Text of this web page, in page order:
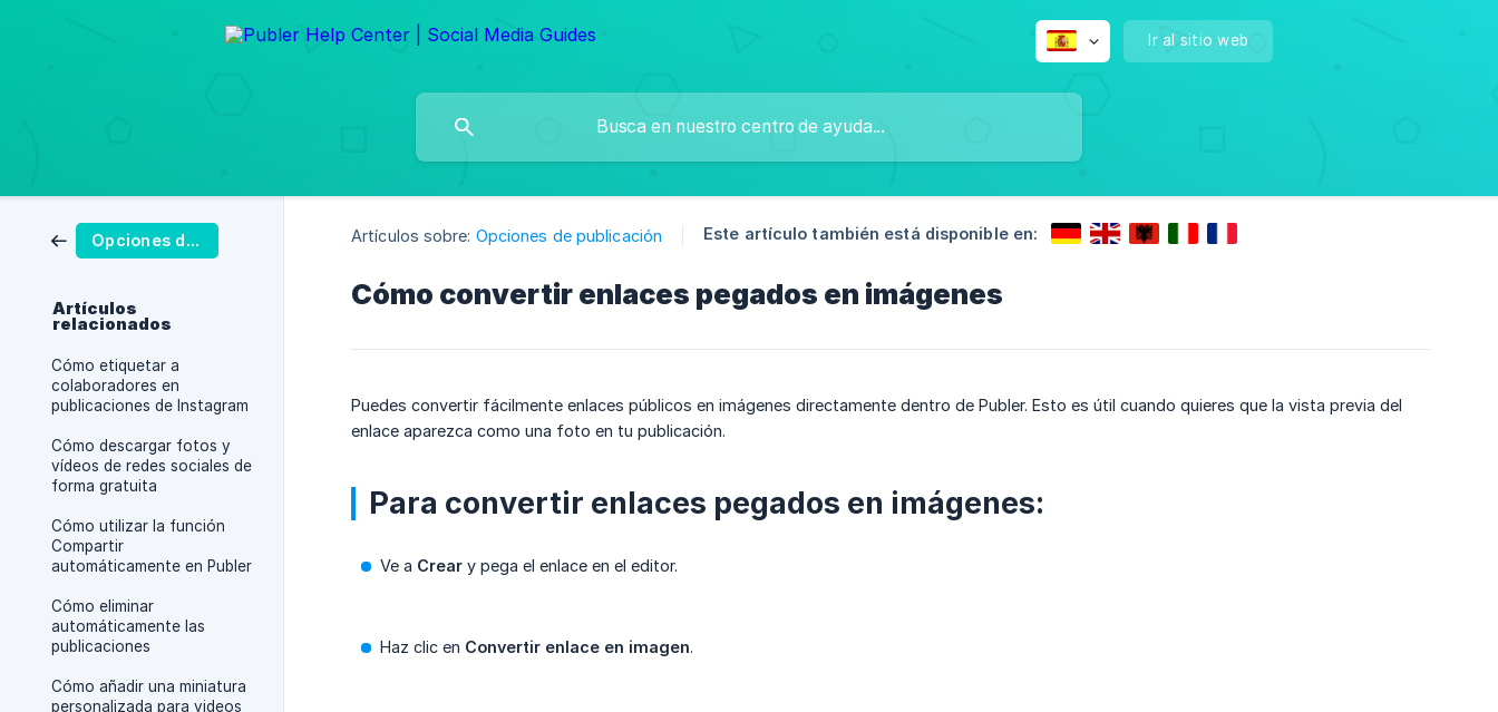
Ir al sitio web
Opciones de publicación
Artículos
relacionados
Cómo etiquetar a
colaboradores en
publicaciones de Instagram
Cómo descargar fotos y
vídeos de redes sociales de
forma gratuita
Cómo utilizar la función
Compartir
automáticamente en Publer
Cómo eliminar
automáticamente las
publicaciones
Cómo añadir una miniatura
personalizada para videos
Artículos sobre: Opciones de publicación Este artículo también está disponible en:
Cómo convertir enlaces pegados en imágenes
Puedes convertir fácilmente enlaces públicos en imágenes directamente dentro de Publer. Esto es útil cuando quieres que la vista previa del
enlace aparezca como una foto en tu publicación.
Para convertir enlaces pegados en imágenes:
Ve a Crear y pega el enlace en el editor.
Haz clic en Convertir enlace en imagen.